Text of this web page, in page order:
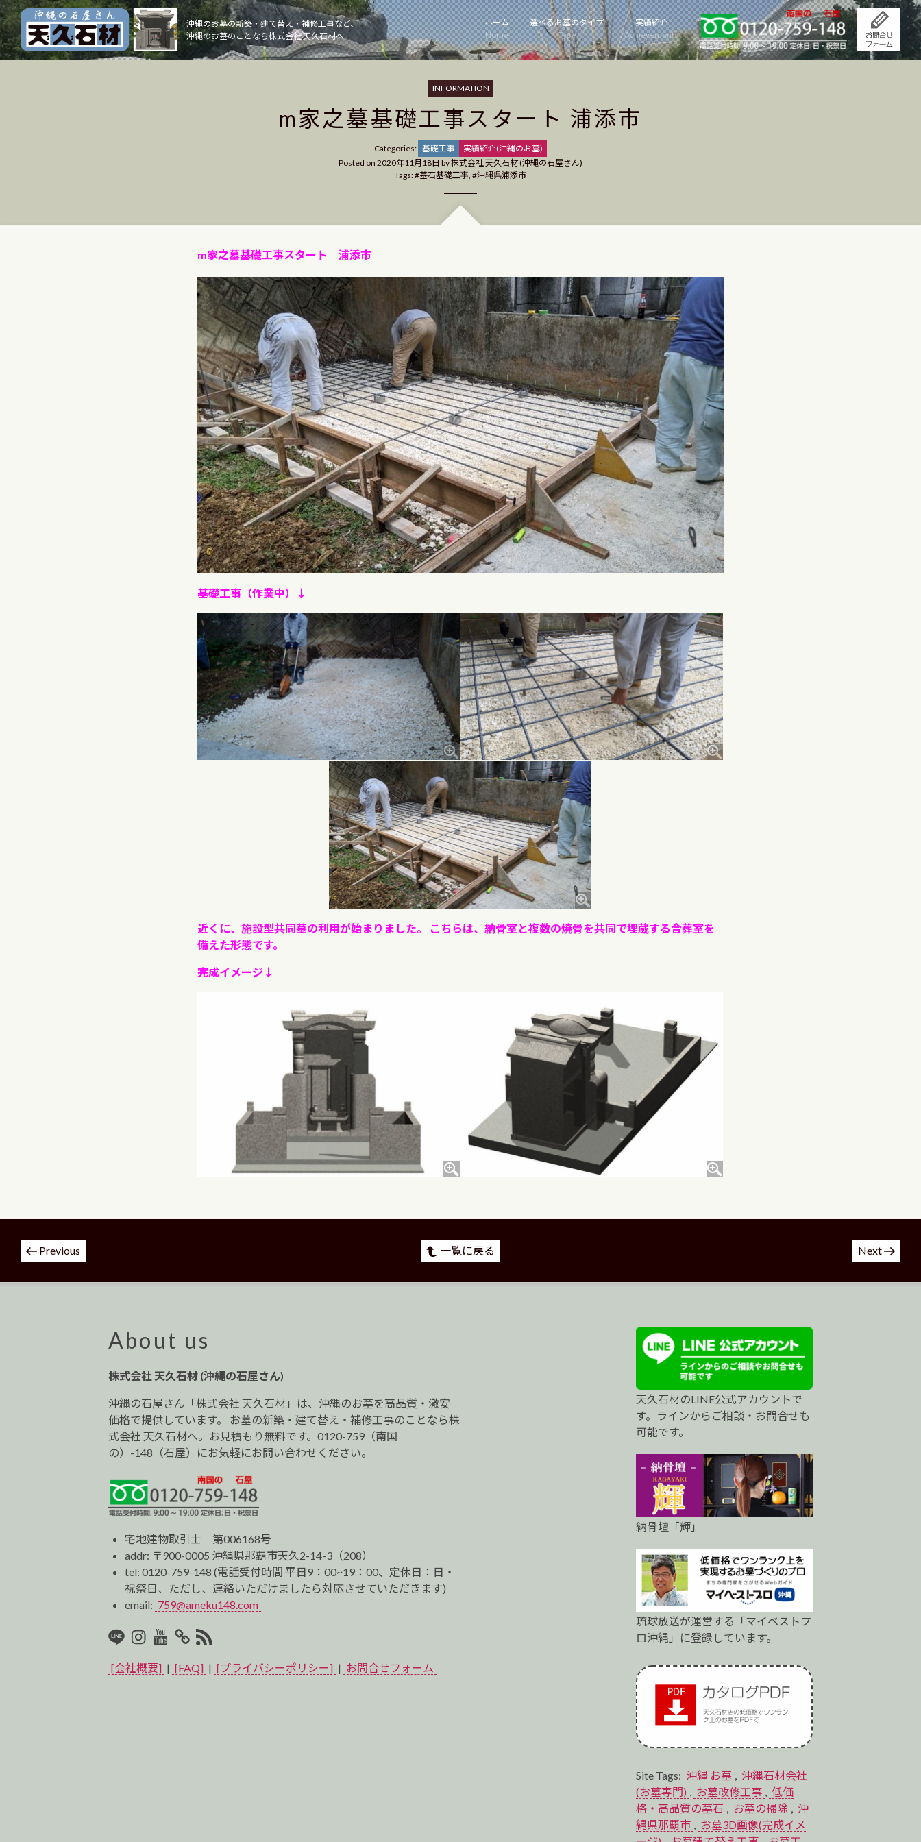
Skip
to
content
沖縄のお墓の新築・建て替え・補修工事など、
沖縄のお墓のことなら株式会社 天久石材へ
ホーム
Home
選べるお墓のタイプ
Type
実績紹介
Achievements
INFORMATION
m家之墓基礎工事スタート 浦添市
Categories: Categories
基礎工事
実績紹介(沖縄のお墓)
Posted on 2020年11月18日 by株式会社 天久石材 (沖縄の石屋さん)
Tags: 墓石基礎工事, 沖縄県浦添市
m家之墓基礎工事スタート 浦添市
基礎工事（作業中）↓
近くに、施設型共同墓の利用が始まりました。 こちらは、納骨室と複数の焼骨を共同で埋蔵する合葬室を
備えた形態です。
完成イメージ↓
投
稿
ナ
Previous 一覧に戻る Next
About us
株式会社 天久石材 (沖縄の石屋さん)
沖縄の石屋さん「株式会社 天久石材」は、沖縄のお墓を高品質・激安
価格で提供しています。 お墓の新築・建て替え・補修工事のことなら株
式会社 天久石材へ。お見積もり無料です。0120-759（南国
の）-148（石屋）にお気軽にお問い合わせください。
宅地建物取引士 第006168号
addr: 〒900-0005 沖縄県那覇市天久2-14-3（208）
tel:0120-759-148 (電話受付時間 平日9：00~19：00、定休日：日・
祝祭日、ただし、連絡いただけましたら対応させていただきます)
email: 759@ameku148.com
LINEInstagram
Youtube
マ
イ
RSS2
[会社概要] | [FAQ] | [プライバシーポリシー] | お問合せフォーム
天久石材のLINE公式アカウントで
す。ラインからご相談・お問合せも
可能です。
納骨壇「輝」
琉球放送が運営する「マイベストプ
ロ沖縄」に登録しています。
Site Tags: 沖縄 お墓 , 沖縄石材会社
(お墓専門) , お墓改修工事 , 低価
格・高品質の墓石 , お墓の掃除 , 沖
縄県那覇市 , お墓3D画像(完成イメ